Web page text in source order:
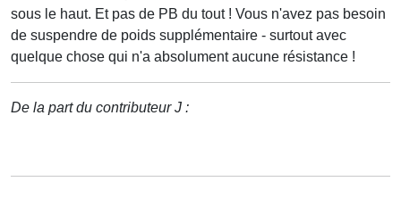
sous le haut. Et pas de PB du tout ! Vous n'avez pas besoin
de suspendre de poids supplémentaire - surtout avec
quelque chose qui n'a absolument aucune résistance !
De la part du contributeur J :